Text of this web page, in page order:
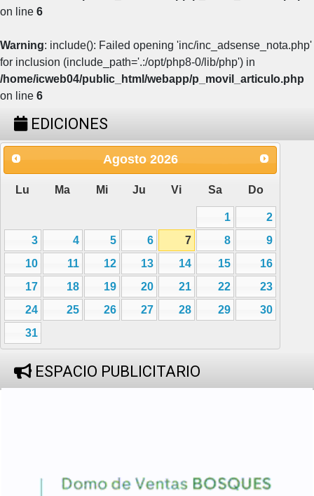
on line 6
Warning: include(): Failed opening 'inc/inc_adsense_nota.php'
for inclusion (include_path='.:/opt/php8-0/lib/php') in
/home/icweb04/public_html/webapp/p_movil_articulo.php
on line 6
EDICIONES
Agosto 2026
Lu Ma Mi Ju Vi Sa Do
1
2
3
4 5 6 7 8
9
10
11 12 13 14 15
16
17
18 19 20 21 22
23
24
25 26 27 28 29
30
31
ESPACIO PUBLICITARIO